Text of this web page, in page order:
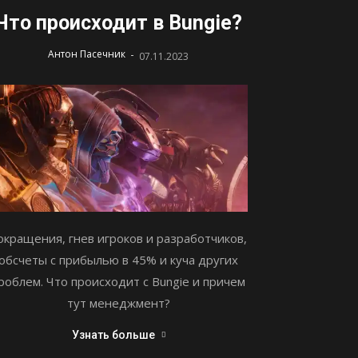
происходит в Bungie?
Антон Пасечник - 07.11.2023
гнев игроков и разработчиков,
с прибылью в 45% и куча других
Что происходит с Bungie и причем
тут менеджмент?
Узнать больше